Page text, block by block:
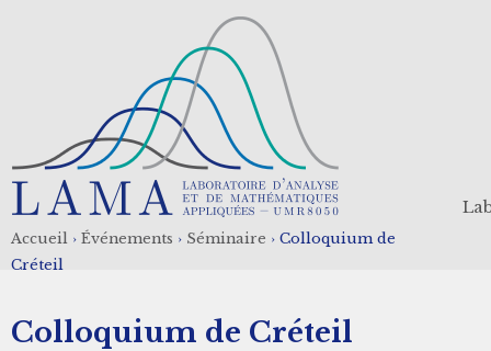
Fil
Accueil › Événements › Séminaire › Colloquium de
Créteil
Colloquium de Créteil